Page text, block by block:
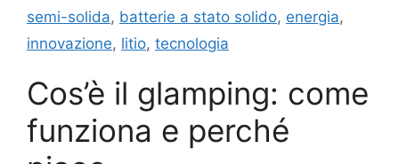
semi-solida, batterie a stato solido, energia,
innovazione, litio, tecnologia
Cos’è il glamping: come
funziona e perché